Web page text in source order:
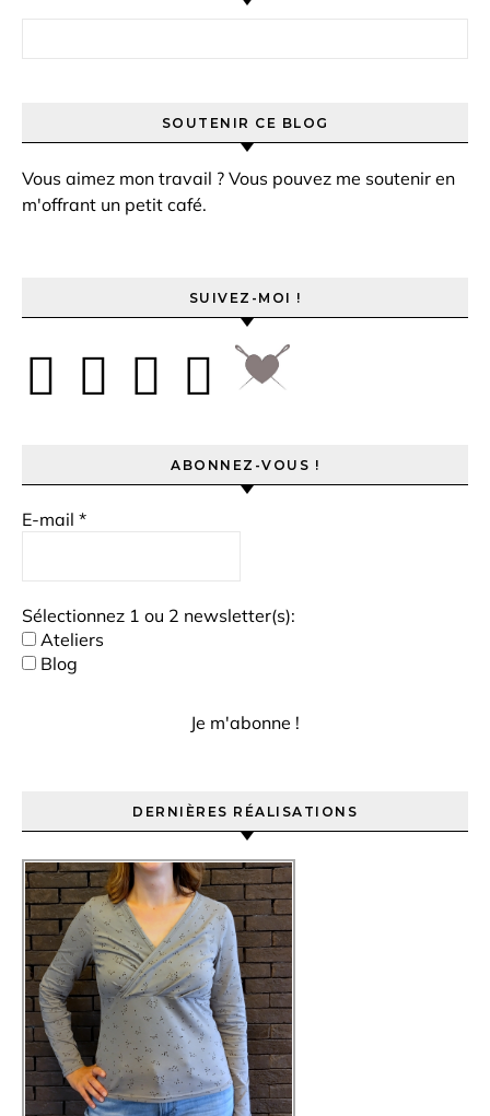
SOUTENIR CE BLOG
Vous aimez mon travail ? Vous pouvez me soutenir en
m'offrant un petit café.
SUIVEZ-MOI !
ABONNEZ-VOUS !
E-mail *
Sélectionnez 1 ou 2 newsletter(s):
Ateliers
Blog
DERNIÈRES RÉALISATIONS